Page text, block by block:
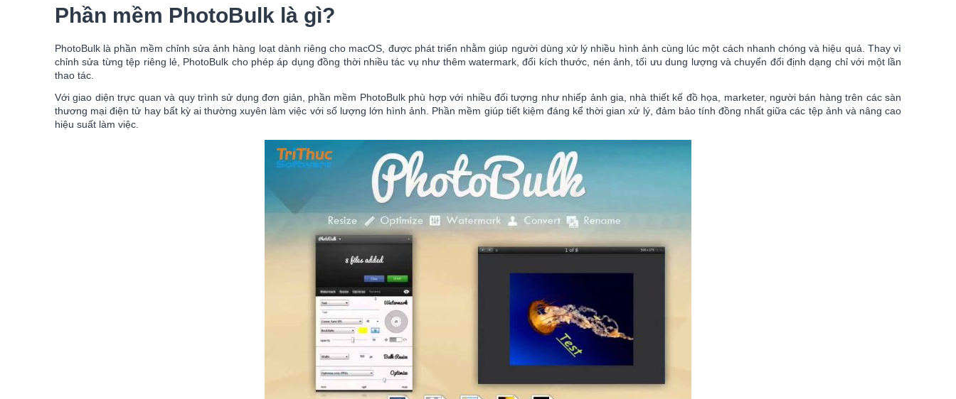
Phần mềm PhotoBulk là gì?
PhotoBulk là phần mềm chỉnh sửa ảnh hàng loạt dành riêng cho macOS, được phát triển nhằm giúp người dùng xử lý nhiều hình ảnh cùng lúc một cách nhanh chóng và hiệu quả. Thay vì
chỉnh sửa từng tệp riêng lẻ, PhotoBulk cho phép áp dụng đồng thời nhiều tác vụ như thêm watermark, đổi kích thước, nén ảnh, tối ưu dung lượng và chuyển đổi định dạng chỉ với một lần
thao tác.
Với giao diện trực quan và quy trình sử dụng đơn giản, phần mềm PhotoBulk phù hợp với nhiều đối tượng như nhiếp ảnh gia, nhà thiết kế đồ họa, marketer, người bán hàng trên các sàn
thương mại điện tử hay bất kỳ ai thường xuyên làm việc với số lượng lớn hình ảnh. Phần mềm giúp tiết kiệm đáng kể thời gian xử lý, đảm bảo tính đồng nhất giữa các tệp ảnh và nâng cao
hiệu suất làm việc.